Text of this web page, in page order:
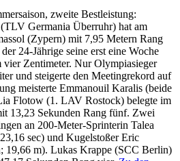
zweite Bestleistung:
Germania Überruhr) hat am
(Zypern) mit 7,95 Metern Rang
24-Jährige seine erst eine Woche
Zentimeter. Nur Olympiasieger
und steigerte den Meetingrekord auf
meisterte Emmanouil Karalis (beide
Flotow (1. LAV Rostock) belegte im
13,23 Sekunden Rang fünf. Zwei
an 200-Meter-Sprinterin Talea
sec) und Kugelstoßer Eric
m). Lukas Krappe (SCC Berlin)